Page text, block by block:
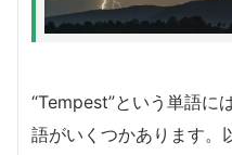
“Tempest”という単語に
語がいくつかあります。